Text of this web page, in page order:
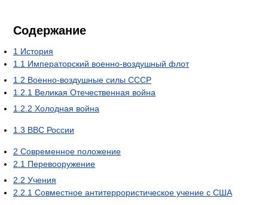
Содержание
1 История
1.1 Императорский военно-воздушный флот
1.2 Военно-воздушные силы СССР
1.2.1 Великая Отечественная война
1.2.2 Холодная война
1.3 ВВС России
2 Современное положение
2.1 Перевооружение
2.2 Учения
2.2.1 Совместное антитеррористическое учение с США